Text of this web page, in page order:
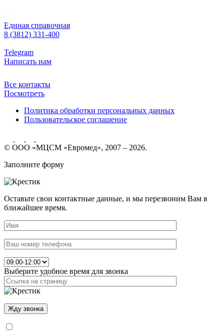
Единая справочная
8 (3812) 331-400
Telegram
Написать нам
Все контакты
Посмотреть
Политика обработки персональных данных
Пользовательское соглашение
© ООО «МЦСМ «Евромед», 2007 – 2026.
Заполните форму
Оставьте свои контактные данные, и мы перезвоним Вам в
ближайшее время.
Выберите удобное время для звонка